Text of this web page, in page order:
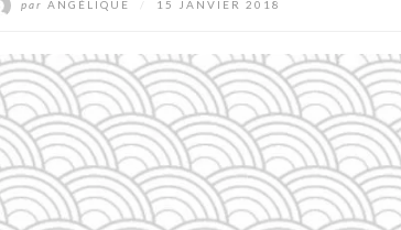
par ANGÉLIQUE 15 JANVIER 2018